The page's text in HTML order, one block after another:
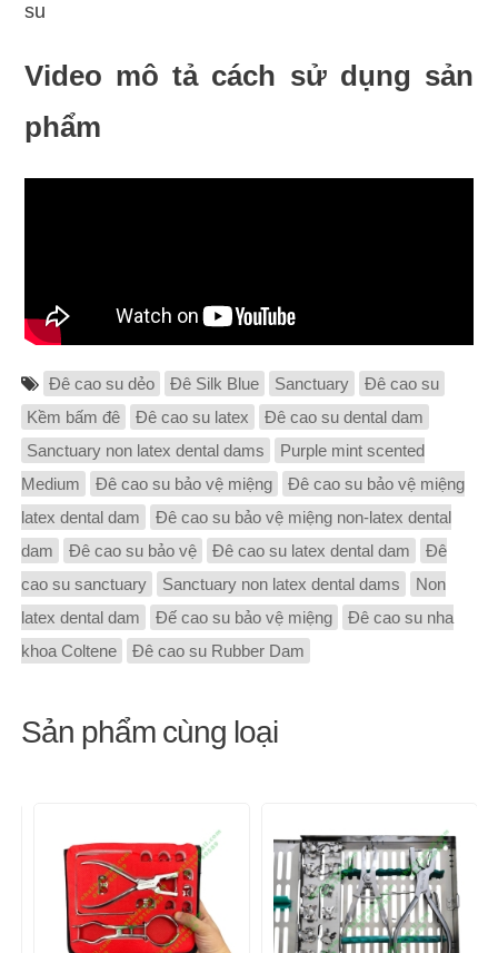
su
Video mô tả cách sử dụng sản
phẩm
Đê cao su dẻo Đê Silk Blue Sanctuary
Đê cao su
Kềm bấm đê
Đê cao su latex
Đê cao su dental dam
Sanctuary non latex dental dams
Purple mint scented
Medium
Đê cao su bảo vệ miệng
Đê cao su bảo vệ miệng
latex dental dam
Đê cao su bảo vệ miệng non-latex dental
dam
Đê cao su bảo vệ Đê cao su latex dental dam
Đê
cao su sanctuary
Sanctuary non latex dental dams
Non
latex dental dam
Đế cao su bảo vệ miệng
Đê cao su nha
khoa Coltene
Đê cao su Rubber Dam
Sản phẩm cùng loại